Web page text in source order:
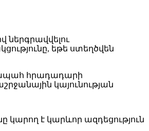
ներգրավվելու
եթե ստեղծվեն
հրադադարի
կայունության
կարող է կարևոր ազդեցություն